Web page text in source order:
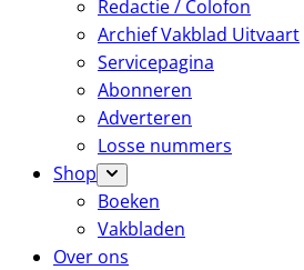
Redactie / Colofon
Archief Vakblad Uitvaart
Servicepagina
Abonneren
Adverteren
Losse nummers
Shop
Boeken
Vakbladen
Over ons